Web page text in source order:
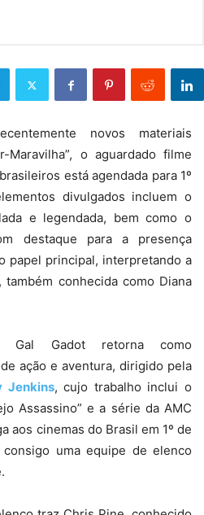
novos materiais
Maravilha”, o aguardado filme
está agendada para 1º
divulgados incluem o
e legendada, bem como o
destaque para a presença
papel principal, interpretando a
também conhecida como Diana
Gal Gadot retorna como
ação e aventura, dirigido pela
Jenkins, cujo trabalho inclui o
Assassino” e a série da AMC
aos cinemas do Brasil em 1º de
uma equipe de elenco